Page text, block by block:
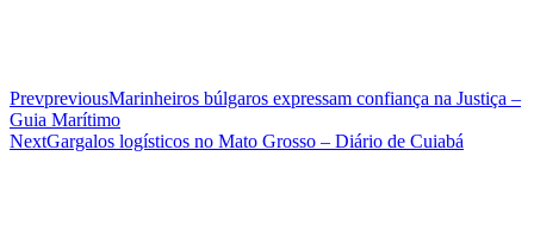
PrevpreviousMarinheiros búlgaros expressam confiança na Justiça –
Guia Marítimo
NextGargalos logísticos no Mato Grosso – Diário de Cuiabá